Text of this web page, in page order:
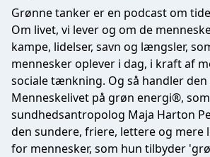
Grønne tanker er en podcast om
Om livet, vi lever og om de
kampe, lidelser, savn og længsler,
mennesker oplever i dag, i kraft af
sociale tænkning. Og så handler den
Menneskelivet på grøn energi®, som
sundhedsantropolog Maja Harton
den sundere, friere, lettere og mere
for mennesker, som hun tilbyder